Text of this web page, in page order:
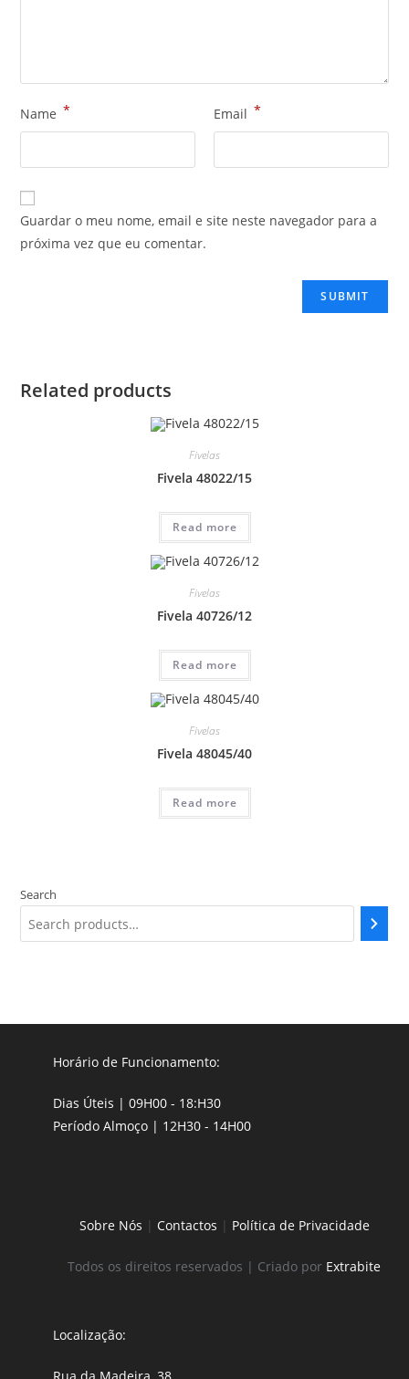
Name * Email *
Guardar o meu nome, email e site neste navegador para a
próxima vez que eu comentar.
Related products
Fivelas
Fivela 48022/15
Read more
Fivelas
Fivela 40726/12
Read more
Fivelas
Fivela 48045/40
Read more
Search
Horário de Funcionamento:
Dias Úteis | 09H00 - 18:H30
Período Almoço | 12H30 - 14H00
Sobre Nós | Contactos | Política de Privacidade
Todos os direitos reservados | Criado por Extrabite
Localização: